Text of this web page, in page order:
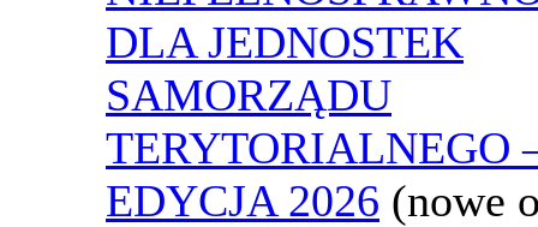
DLA JEDNOSTEK
SAMORZĄDU
TERYTORIALNEGO
EDYCJA 2026 (nowe